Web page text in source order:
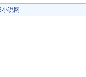
小说网